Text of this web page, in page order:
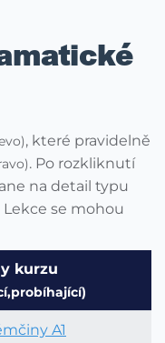
, které pravidelně
. Po rozkliknutí
na detail typu
se mohou
kurzu
A1